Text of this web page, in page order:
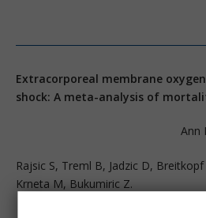
Extracorporeal membrane
shock: A meta-analysis of
Ann
Rajsic S, Treml B, Jadzic D,
Krneta M, Bukumiric Z.